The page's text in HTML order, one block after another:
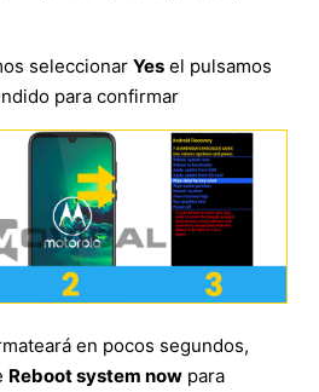
seleccionar Yes el pulsamos
para confirmar
en pocos segundos,
Reboot system now para